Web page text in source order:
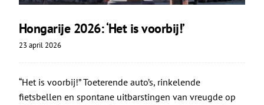
Hongarije 2026: ‘Het is voorbij!’
23 april 2026
“Het is voorbij!” Toeterende auto’s, rinkelende
fietsbellen en spontane uitbarstingen van vreugde op